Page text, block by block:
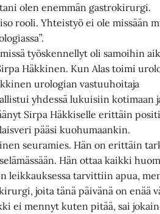
olen enemmän gastrokirurgi.
rooli. Yhteistyö ei ole missään
työskennellyt oli samoihin
Häkkinen. Kun Alas toimi
urologian vastuuhoitaja
yhdessä lukuisiin kotimaan
Sirpa Häkkiselle erittäin
pääsi kuohumaankin.
seuramies. Hän on erittäin
Hän ottaa kaikki
leikkauksessa tarvittiin apua,
joita tänä päivänä on enää
ei mennyt kuten pitää, sai